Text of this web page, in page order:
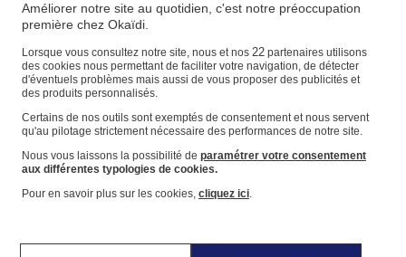
Magasin
Vos informations personnelles
Suivre une commande
Panier
Favoris
Améliorer notre site au quotidien, c'est notre préoccupation
première chez Okaïdi.
Lorsque vous consultez notre site, nous et nos 22partenaires utilisons
des cookies nous permettant de faciliter votre navigation, de détecter
d'éventuels problèmes mais aussi de vous proposer des publicités et
des produits personnalisés.
Certains de nos outils sont exemptés de consentement et nous servent
qu'au pilotage strictement nécessaire des performances de notre site.
Nous vous laissons la possibilité de paramétrer votre consentement
aux différentes typologies de cookies.
Pour en savoir plus sur les cookies, cliquez ici.